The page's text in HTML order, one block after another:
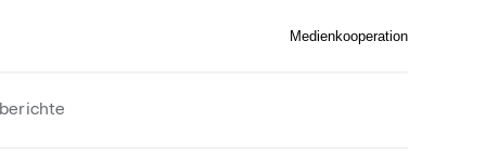
Medienkooperation